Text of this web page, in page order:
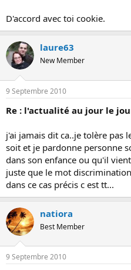
D'accord avec toi cookie.
laure63
New Member
9 Septembre 2010
Re : l'actualité au jour le
j'ai jamais dit ca..je tolère pas
soit et je pardonne personne
dans son enfance ou qu'il
juste que le mot
dans ce cas précis c est tt...
natiora
Best Member
9 Septembre 2010